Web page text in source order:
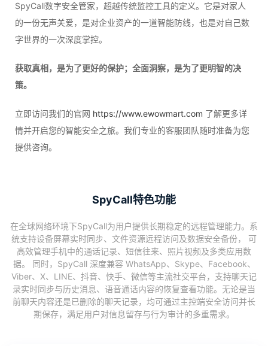
SpyCall数字安全管家，超越传统监控工具的定义。它是对家人
的一份无声关爱，是对企业资产的一道智能防线，也是对自己数
字世界的一次深度掌控。
获取真相，是为了更好的保护；全面洞察，是为了更明智的决
策。
立即访问我们的官网 https://www.ewowmart.com 了解更多详
情并开启您的智能安全之旅。我们专业的客服团队随时准备为您
提供咨询。
SpyCall特色功能
在全球网络环境下SpyCall为用户提供长期稳定的远程管理能力。系
统支持设备屏幕实时同步、文件资源远程访问及数据安全备份， 可
高效管理手机中的通话记录、短信往来、照片视频及多类应用数
据。 同时，SpyCall 深度兼容 WhatsApp、Skype、Facebook、
Viber、X、LINE、抖音、快手、微信等主流社交平台，支持聊天记
录实时同步与历史消息、语音通话内容的恢复查看功能。无论是当
前聊天内容还是已删除的聊天记录，均可通过主控端安全访问并长
期保存，满足用户对信息留存与行为审计的多重需求。